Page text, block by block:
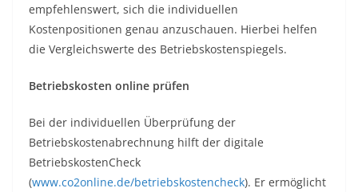
empfehlenswert, sich die individuellen
Kostenpositionen genau anzuschauen. Hierbei helfen
die Vergleichswerte des Betriebskostenspiegels.
Betriebskosten online prüfen
Bei der individuellen Überprüfung der
Betriebskostenabrechnung hilft der digitale
BetriebskostenCheck
(www.co2online.de/betriebskostencheck). Er ermöglicht